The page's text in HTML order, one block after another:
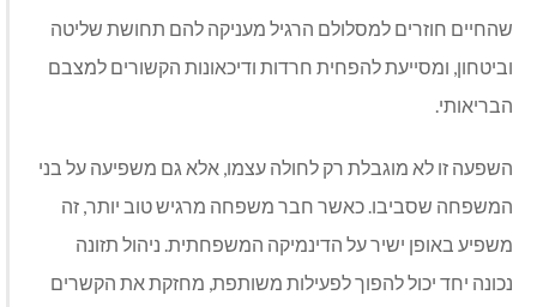
שהחיים חוזרים למסלולם הרגיל מעניקה להם תחושת שליטה
וביטחון, ומסייעת להפחית חרדות ודיכאונות הקשורים למצבם
הבריאותי.
השפעה זו לא מוגבלת רק לחולה עצמו, אלא גם משפיעה על בני
המשפחה שסביבו. כאשר חבר משפחה מרגיש טוב יותר, זה
משפיע באופן ישיר על הדינמיקה המשפחתית. ניהול תזונה
נכונה יחד יכול להפוך לפעילות משותפת, מחזקת את הקשרים